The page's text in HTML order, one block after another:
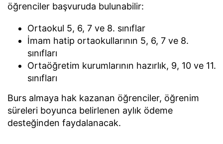
öğrenciler başvuruda bulunabilir:
Ortaokul 5, 6, 7 ve 8. sınıflar
İmam hatip ortaokullarının 5, 6, 7 ve 8.
sınıfları
Ortaöğretim kurumlarının hazırlık, 9, 10 ve 11.
sınıfları
Burs almaya hak kazanan öğrenciler, öğrenim
süreleri boyunca belirlenen aylık ödeme
desteğinden faydalanacak.